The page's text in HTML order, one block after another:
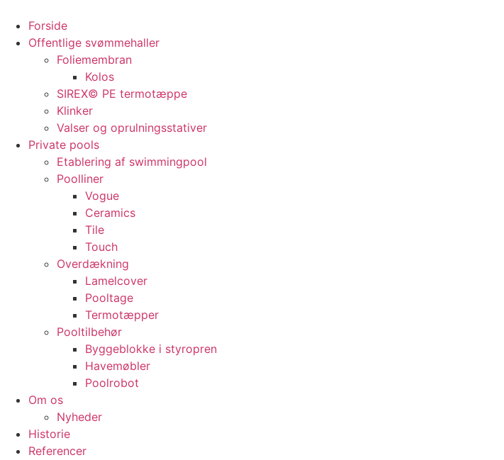
indhold
Forside
Offentlige svømmehaller
Foliemembran
Kolos
SIREX© PE termotæppe
Klinker
Valser og oprulningsstativer
Private pools
Etablering af swimmingpool
Poolliner
Vogue
Ceramics
Tile
Touch
Overdækning
Lamelcover
Pooltage
Termotæpper
Pooltilbehør
Byggeblokke i styropren
Havemøbler
Poolrobot
Om os
Nyheder
Historie
Referencer